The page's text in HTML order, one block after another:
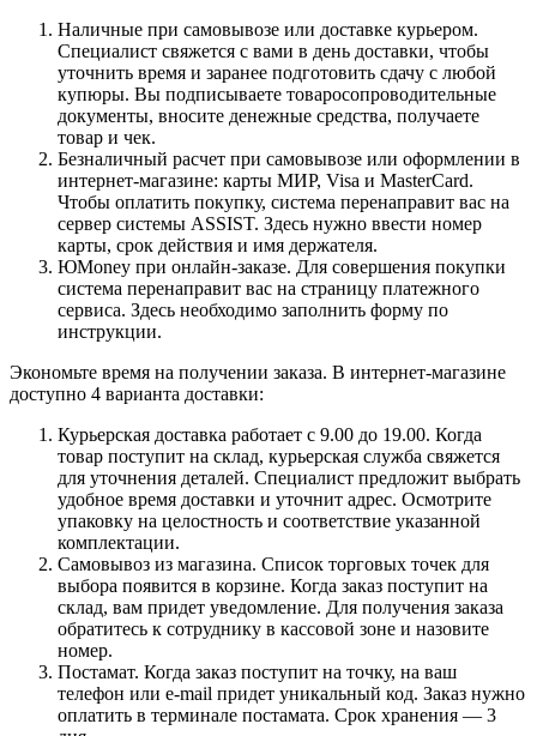
Наличные при самовывозе или доставке курьером.
Специалист свяжется с вами в день доставки, чтобы
уточнить время и заранее подготовить сдачу с любой
купюры. Вы подписываете товаросопроводительные
документы, вносите денежные средства, получаете
товар и чек.
Безналичный расчет при самовывозе или оформлении в
интернет-магазине: карты МИР, Visa и MasterCard.
Чтобы оплатить покупку, система перенаправит вас на
сервер системы ASSIST. Здесь нужно ввести номер
карты, срок действия и имя держателя.
ЮMoney при онлайн-заказе. Для совершения покупки
система перенаправит вас на страницу платежного
сервиса. Здесь необходимо заполнить форму по
инструкции.
Экономьте время на получении заказа. В интернет-магазине
доступно 4 варианта доставки:
Курьерская доставка работает с 9.00 до 19.00. Когда
товар поступит на склад, курьерская служба свяжется
для уточнения деталей. Специалист предложит выбрать
удобное время доставки и уточнит адрес. Осмотрите
упаковку на целостность и соответствие указанной
комплектации.
Самовывоз из магазина. Список торговых точек для
выбора появится в корзине. Когда заказ поступит на
склад, вам придет уведомление. Для получения заказа
обратитесь к сотруднику в кассовой зоне и назовите
номер.
Постамат. Когда заказ поступит на точку, на ваш
телефон или e-mail придет уникальный код. Заказ нужно
оплатить в терминале постамата. Срок хранения — 3